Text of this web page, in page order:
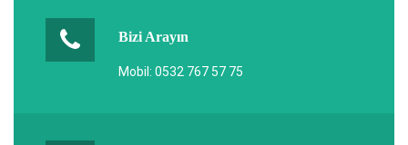
Bizi Arayın
Mobil: 0532 767 57 75